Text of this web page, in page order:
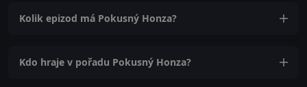
Kolik epizod má Pokusný Honza?
Kdo hraje v pořadu Pokusný Honza?